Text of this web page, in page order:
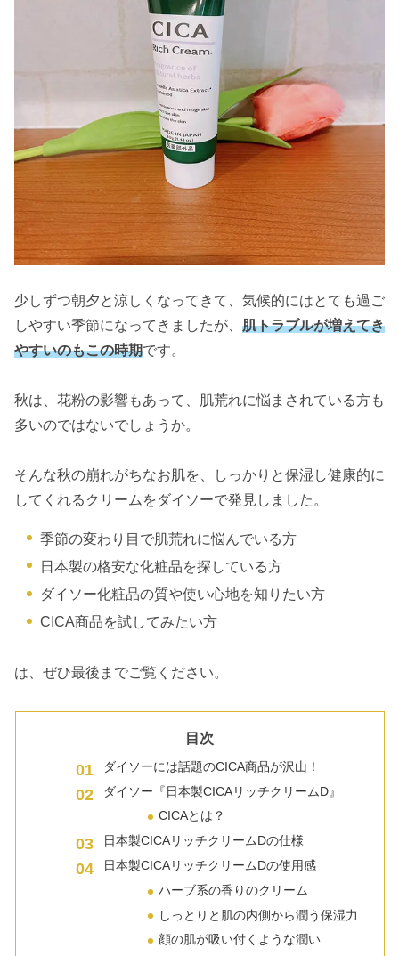
少しずつ朝夕と涼しくなってきて、気候的にはとても過ご
しやすい季節になってきましたが、 肌トラブルが増えてき
やすいのもこの時期です。
秋は、花粉の影響もあって、肌荒れに悩まされている方も
多いのではないでしょうか。
そんな秋の崩れがちなお肌を、しっかりと保湿し健康的に
してくれるクリームをダイソーで発見しました。
季節の変わり目で肌荒れに悩んでいる方
日本製の格安な化粧品を探している方
ダイソー化粧品の質や使い心地を知りたい方
CICA商品を試してみたい方
は、ぜひ最後までご覧ください。
目次
ダイソーには話題のCICA商品が沢山！
ダイソー『日本製CICAリッチクリームD』
CICAとは？
日本製CICAリッチクリームDの仕様
日本製CICAリッチクリームDの使用感
ハーブ系の香りのクリーム
しっとりと肌の内側から潤う保湿力
顔の肌が吸い付くような潤い